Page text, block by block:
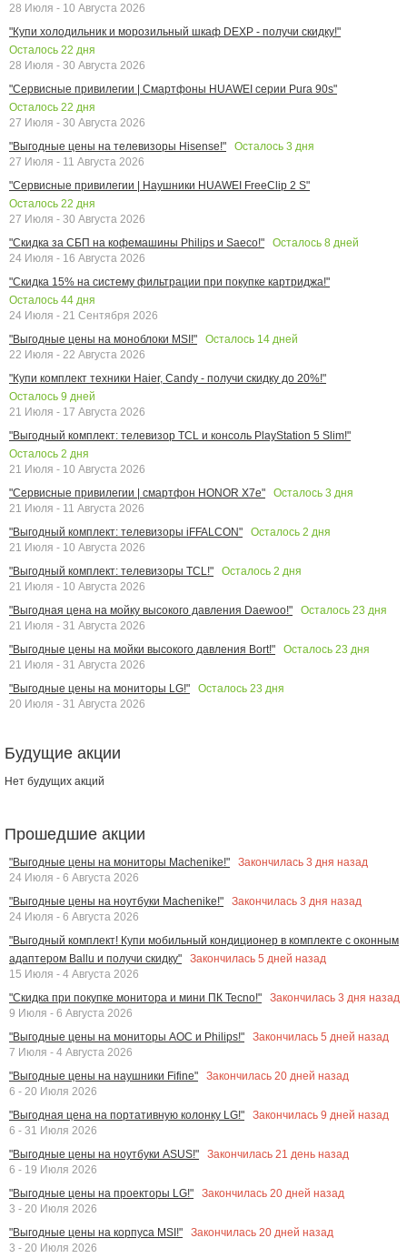
28 Июля - 10 Августа 2026
"Купи холодильник и морозильный шкаф DEXP - получи скидку!"
Осталось 22 дня
28 Июля - 30 Августа 2026
"Сервисные привилегии | Смартфоны HUAWEI серии Pura 90s"
Осталось 22 дня
27 Июля - 30 Августа 2026
"Выгодные цены на телевизоры Hisense!"
Осталось 3 дня
27 Июля - 11 Августа 2026
"Сервисные привилегии | Наушники HUAWEI FreeClip 2 S"
Осталось 22 дня
27 Июля - 30 Августа 2026
"Скидка за СБП на кофемашины Philips и Saeco!"
Осталось 8 дней
24 Июля - 16 Августа 2026
"Скидка 15% на систему фильтрации при покупке картриджа!"
Осталось 44 дня
24 Июля - 21 Сентября 2026
"Выгодные цены на моноблоки MSI!"
Осталось 14 дней
22 Июля - 22 Августа 2026
"Купи комплект техники Haier, Candy - получи скидку до 20%!"
Осталось 9 дней
21 Июля - 17 Августа 2026
"Выгодный комплект: телевизор TCL и консоль PlayStation 5 Slim!"
Осталось 2 дня
21 Июля - 10 Августа 2026
"Сервисные привилегии | смартфон HONOR X7e"
Осталось 3 дня
21 Июля - 11 Августа 2026
"Выгодный комплект: телевизоры iFFALCON"
Осталось 2 дня
21 Июля - 10 Августа 2026
"Выгодный комплект: телевизоры TCL!"
Осталось 2 дня
21 Июля - 10 Августа 2026
"Выгодная цена на мойку высокого давления Daewoo!"
Осталось 23 дня
21 Июля - 31 Августа 2026
"Выгодные цены на мойки высокого давления Bort!"
Осталось 23 дня
21 Июля - 31 Августа 2026
"Выгодные цены на мониторы LG!"
Осталось 23 дня
20 Июля - 31 Августа 2026
Будущие акции
Нет будущих акций
Прошедшие акции
"Выгодные цены на мониторы Machenike!" Закончилась 3 дня назад
24 Июля - 6 Августа 2026
"Выгодные цены на ноутбуки Machenike!"
Закончилась 3 дня назад
24 Июля - 6 Августа 2026
"Выгодный комплект! Купи мобильный кондиционер в комплекте с оконным
адаптером Ballu и получи скидку"
Закончилась 5 дней назад
15 Июля - 4 Августа 2026
"Скидка при покупке монитора и мини ПК Tecno!"
Закончилась 3 дня назад
9 Июля - 6 Августа 2026
"Выгодные цены на мониторы AOC и Philips!"
Закончилась 5 дней назад
7 Июля - 4 Августа 2026
"Выгодные цены на наушники Fifine"
Закончилась 20 дней назад
6 - 20 Июля 2026
"Выгодная цена на портативную колонку LG!"
Закончилась 9 дней назад
6 - 31 Июля 2026
"Выгодные цены на ноутбуки ASUS!"
Закончилась 21 день назад
6 - 19 Июля 2026
"Выгодные цены на проекторы LG!"
Закончилась 20 дней назад
3 - 20 Июля 2026
"Выгодные цены на корпуса MSI!"
Закончилась 20 дней назад
3 - 20 Июля 2026